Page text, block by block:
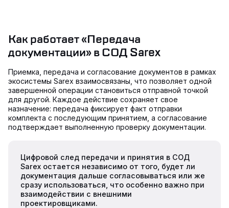
Как работает «Передача
документации» в СОД Sarex
Приемка, передача и согласование документов в рамках
экосистемы Sarex взаимосвязаны, что позволяет одной
завершенной операции становиться отправной точкой
для другой. Каждое действие сохраняет свое
назначение: передача фиксирует факт отправки
комплекта с последующим принятием, а согласование
подтверждает выполненную проверку документации.
Цифровой след передачи и принятия в СОД
Sarex остается независимо от того, будет ли
документация дальше согласовываться или же
сразу использоваться, что особенно важно при
взаимодействии с внешними
проектировщиками.